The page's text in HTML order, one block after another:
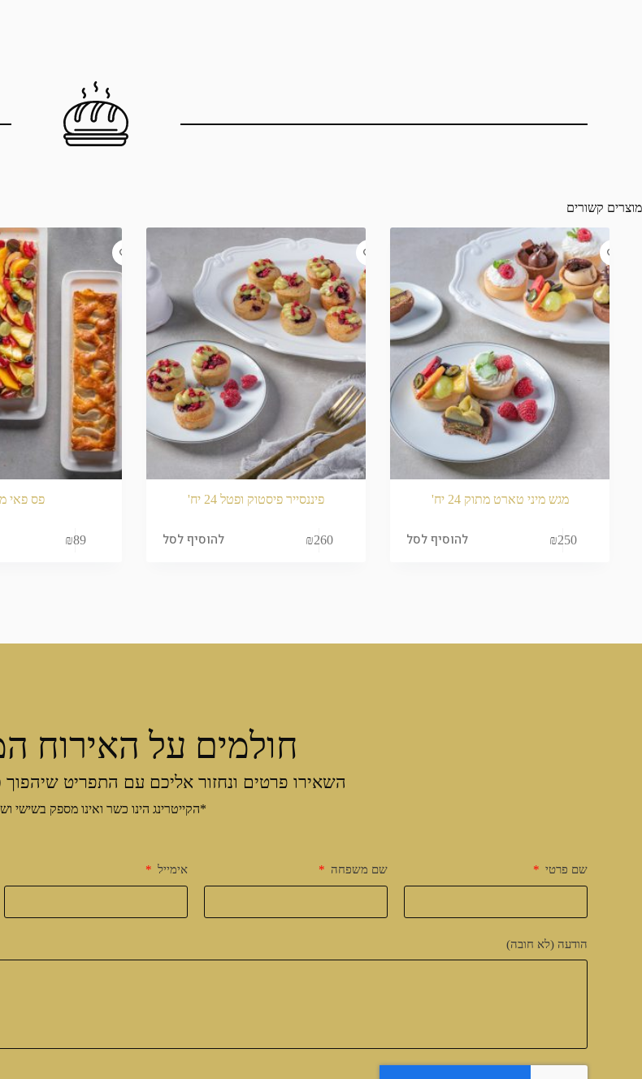
מוצרים קשורים
מגש מיני טארט מתוק 24 יח'
₪250 להוסיף לסל
פיננסייר פיסטוק ופטל 24 יח'
₪260 להוסיף לסל
פס פאי
₪89
חולמים על האירוח
השאירו פרטים ונחזור אליכם עם התפריט שיהפוך
*הקייטרינג הינו כשר ואינו מספק בשישי
שם פרטי שם משפחה אימייל
הודעה (לא חובה)